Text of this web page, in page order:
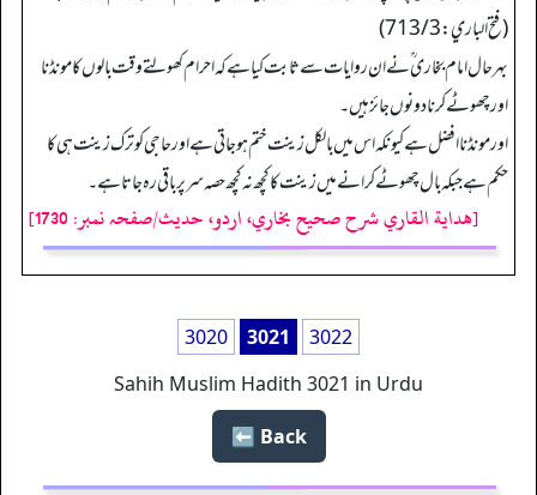
(فتح الباري: 713/3)
بہرحال امام بخاری ؒ نے ان روایات سے ثابت کیا ہے کہ احرام کھولتے وقت بالوں کا مونڈنا
اور چھوٹے کرنا دونوں جائز ہیں۔
اور مونڈنا افضل ہے کیونکہ اس میں بالکل زینت ختم ہو جاتی ہے اور حاجی کو ترک زینت ہی کا
حکم ہے جبکہ بال چھوٹے کرانے میں زینت کا کچھ نہ کچھ حصہ سر پر باقی رہ جاتا ہے۔
[هداية القاري شرح صحيح بخاري، اردو، حدیث/صفحہ نمبر: 1730]
3020 3021
3022
Sahih Muslim Hadith 3021 in Urdu
Back ⬅️